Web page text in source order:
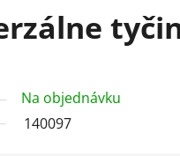
Na objednávku
140097